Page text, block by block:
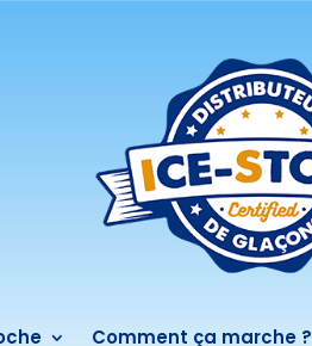
Comment ça marche ?